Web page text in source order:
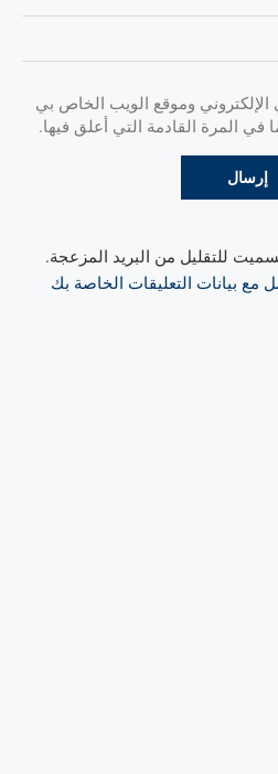
وموقع الويب الخاص بي
المرة القادمة التي أعلق فيها.
للتقليل من البريد المزعجة.
مع بيانات التعليقات الخاصة بك